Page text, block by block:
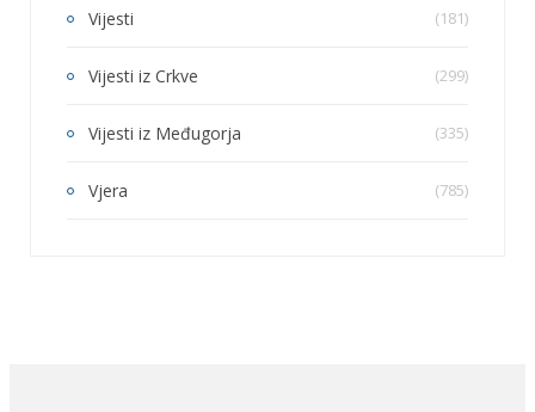
Vijesti (181)
Vijesti iz Crkve (299)
Vijesti iz Međugorja (335)
Vjera (785)